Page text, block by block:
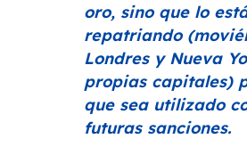
oro, sino que lo
repatriando
Londres y Nueva
propias capitales)
que sea utilizado
futuras sanciones.